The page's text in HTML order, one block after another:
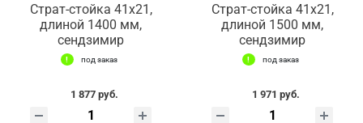
Страт-стойка 41х21,
длиной 1400 мм,
сендзимир
под заказ
1 877 руб.
Страт-стойка 41х21,
длиной 1500 мм,
сендзимир
под заказ
1 971 руб.